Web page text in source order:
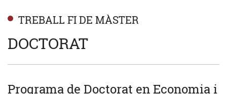
TREBALL FI DE MÀSTER
DOCTORAT
Programa de Doctorat en Economia i